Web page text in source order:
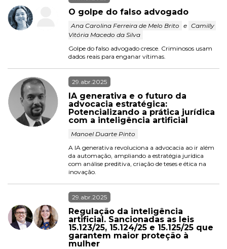
O golpe do falso advogado
Ana Carolina Ferreira de Melo Brito e Camilly
Vitória Macedo da Silva
Golpe do falso advogado cresce. Criminosos usam
dados reais para enganar vítimas.
29.abr.2025
IA generativa e o futuro da
advocacia estratégica:
Potencializando a prática jurídica
com a inteligência artificial
Manoel Duarte Pinto
A IA generativa revoluciona a advocacia ao ir além
da automação, ampliando a estratégia jurídica
com análise preditiva, criação de teses e ética na
inovação.
29.abr.2025
Regulação da inteligência
artificial. Sancionadas as leis
15.123/25, 15.124/25 e 15.125/25 que
garantem maior proteção à
mulher